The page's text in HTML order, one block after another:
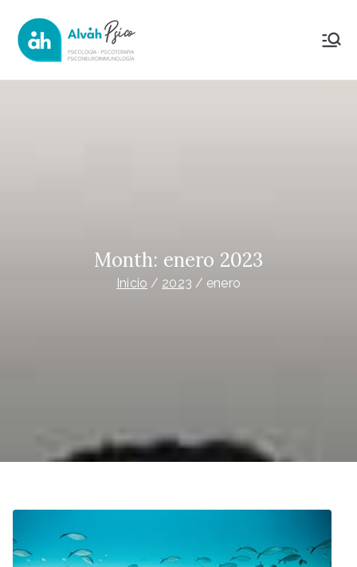
contenido
Month: enero 2023
Inicio 2023 enero